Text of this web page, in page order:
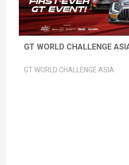
GT WORLD CHALLENGE
GT WORLD CHALLENGE ASIA